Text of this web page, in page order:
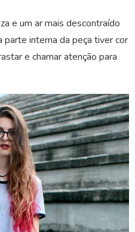
e um ar mais descontraído
interna da peça tiver cor
e chamar atenção para